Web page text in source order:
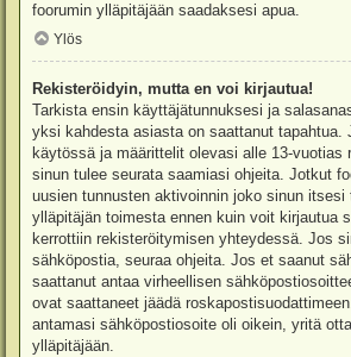
foorumin ylläpitäjään saadaksesi apua.
Ylös
Rekisteröidyin, mutta en voi kirjautua!
Tarkista ensin käyttäjätunnuksesi ja
yksi kahdesta asiasta on saattanut tapahtua.
käytössä ja määrittelit olevasi alle 13-vuotias
sinun tulee seurata saamiasi ohjeita. Jotkut
uusien tunnusten aktivoinnin joko sinun itsesi
ylläpitäjän toimesta ennen kuin voit kirjautua
kerrottiin rekisteröitymisen yhteydessä. Jos
sähköpostia, seuraa ohjeita. Jos et saanut
saattanut antaa virheellisen
ovat saattaneet jäädä
antamasi sähköpostiosoite oli oikein, yritä
ylläpitäjään.